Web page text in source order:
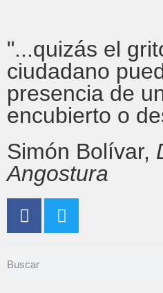
"...quizás el
ciudadano
presencia de
encubierto o
Simón Bolívar,
Angostura